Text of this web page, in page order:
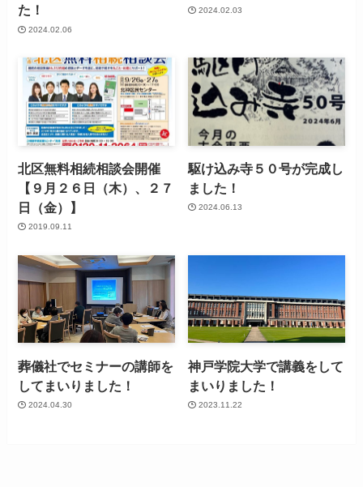
た！
2024.02.06
2024.02.03
北区無料相続相談会開催
【９月２６日（木）、２７
日（金）】
2019.09.11
駆け込み寺５０号が完成し
ました！
2024.06.13
葬儀社でセミナーの講師を
してまいりました！
2024.04.30
神戸学院大学で講義をして
まいりました！
2023.11.22